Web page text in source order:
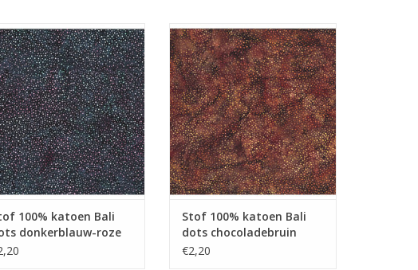
Stof 100% katoen Bali dots
donkerblauw-roze
AAN WINKELWAGEN
100% katoen Bali
donkerblauw-roze
Stof 100% katoen Bali dots
chocoladebruin
TOEVOEGEN AAN WINKELWAGEN
Stof 100% katoen Bali
dots chocoladebruin
€2,20